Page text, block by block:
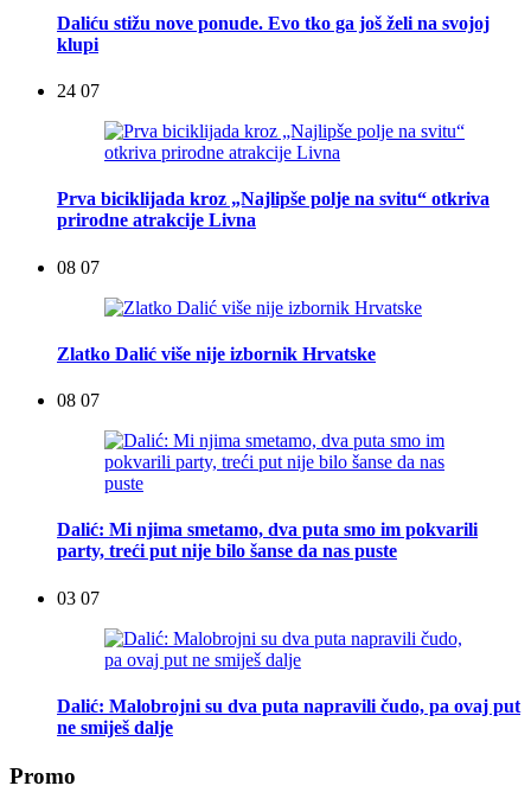
Daliću stižu nove ponude. Evo tko ga još želi na svojoj
klupi
24 07
Prva biciklijada kroz „Najlipše polje na svitu“ otkriva
prirodne atrakcije Livna
08 07
Zlatko Dalić više nije izbornik Hrvatske
08 07
Dalić: Mi njima smetamo, dva puta smo im pokvarili
party, treći put nije bilo šanse da nas puste
03 07
Dalić: Malobrojni su dva puta napravili čudo, pa ovaj put
ne smiješ dalje
Promo